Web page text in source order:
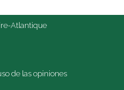
Atlantique
de las opiniones